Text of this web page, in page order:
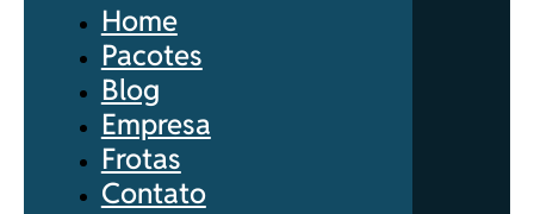
Home
Pacotes
Blog
Empresa
Frotas
Contato